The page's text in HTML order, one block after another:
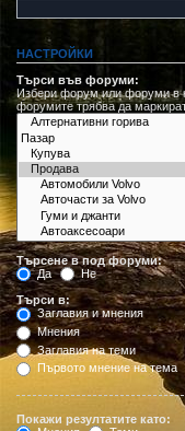
НАСТРОЙКИ
Търси във форуми:
Избери форум или форуми в
форумите трябва да
Търсене в под форуми:
Да
Не
Търси в:
Заглавия и мнения
Мнения
Заглавия на теми
Първото мнение на тема
Покажи резултатите като: